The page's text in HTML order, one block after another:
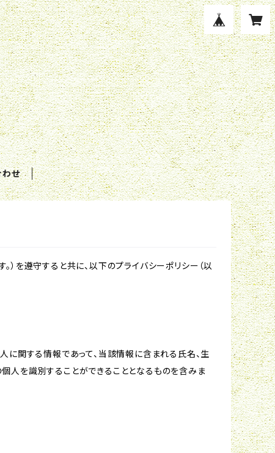
わせ
を遵守すると共に、以下のプライバシーポリシー（以
に関する情報であって、当該情報に含まれる氏名、生
人を識別することができることとなるものを含みま